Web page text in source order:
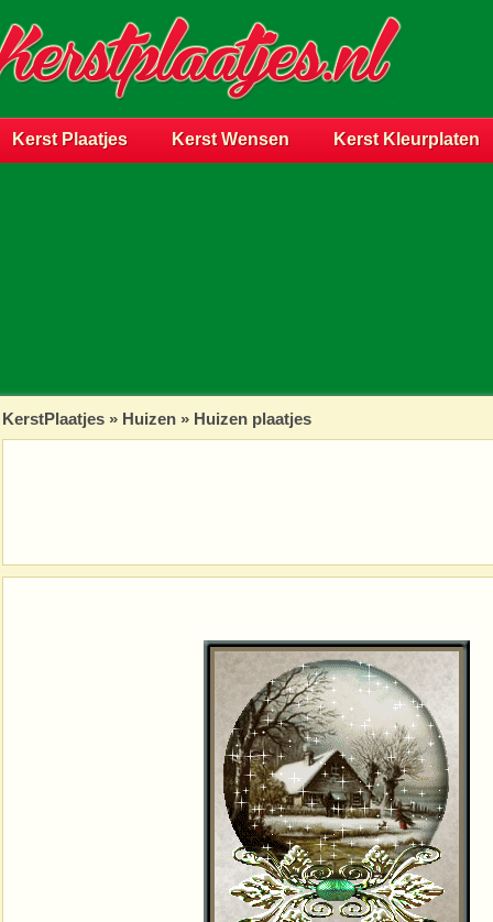
Kerst Plaatjes Kerst Wensen Kerst Kleurplaten
KerstPlaatjes » Huizen » Huizen plaatjes